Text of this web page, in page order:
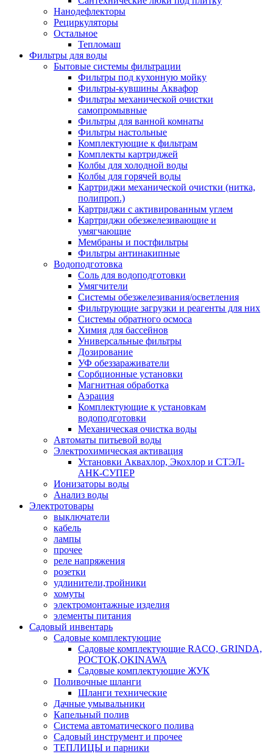
Нанодефлекторы
Рециркуляторы
Остальное
Тепломаш
Фильтры для воды
Бытовые системы фильтрации
Фильтры под кухонную мойку
Фильтры-кувшины Аквафор
Фильтры механической очистки
самопромывные
Фильтры для ванной комнаты
Фильтры настольные
Комплектующие к фильтрам
Комплекты картриджей
Колбы для холодной воды
Колбы для горячей воды
Картриджи механической очистки (нитка,
полипроп.)
Картриджи с активированным углем
Картриджи обезжелезивающие и
умягчающие
Мембраны и постфильтры
Фильтры антинакипные
Водоподготовка
Соль для водоподготовки
Умягчители
Системы обезжелезивания/осветления
Фильтрующие загрузки и реагенты для них
Системы обратного осмоса
Химия для бассейнов
Универсальные фильтры
Дозирование
УФ обеззараживатели
Сорбционные установки
Магнитная обработка
Аэрация
Комплектующие к установкам
водоподготовки
Механическая очистка воды
Автоматы питьевой воды
Электрохимическая активация
Установки Аквахлор, Экохлор и СТЭЛ-
АНК-СУПЕР
Ионизаторы воды
Анализ воды
Электротовары
выключатели
кабель
лампы
прочее
реле напряжения
розетки
удлинители,тройники
хомуты
электромонтажные изделия
элементы питания
Садовый инвентарь
Садовые комплектующие
Садовые комплектующие RACO, GRINDA,
РОСТОК,OKINAWA
Садовые комплектующие ЖУК
Поливочные шланги
Шланги технические
Дачные умывальники
Капельный полив
Система автоматического полива
Садовый инструмент и прочее
ТЕПЛИЦЫ и парники